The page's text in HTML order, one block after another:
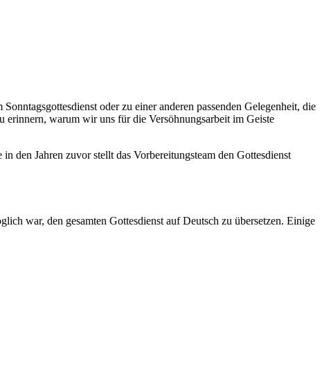
oder zu einer anderen passenden Gelegenheit, die
erinnern, warum wir uns für die Versöhnungsarbeit im Geiste
den Jahren zuvor stellt das Vorbereitungsteam den Gottesdienst
war, den gesamten Gottesdienst auf Deutsch zu übersetzen. Einige